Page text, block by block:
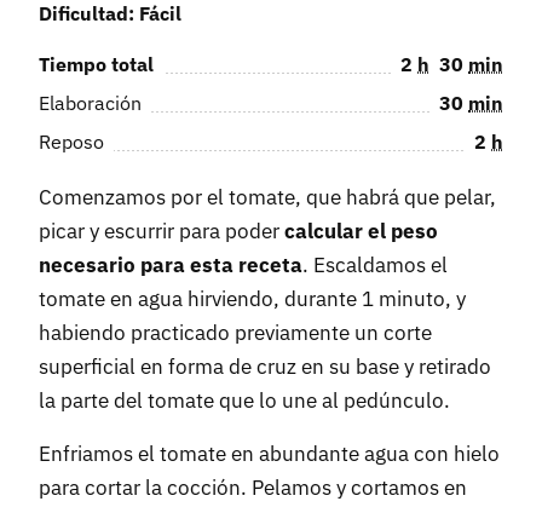
Dificultad: Fácil
Tiempo total 2 h 30 min
Elaboración
30 min
Reposo
2 h
Comenzamos por el tomate, que habrá que pelar,
picar y escurrir para podercalcular el peso
necesario para esta receta. Escaldamos el
tomate en agua hirviendo, durante 1 minuto, y
habiendo practicado previamente un corte
superficial en forma de cruz en su base y retirado
la parte del tomate que lo une al pedúnculo.
Enfriamos el tomate en abundante agua con hielo
para cortar la cocción. Pelamos y cortamos en